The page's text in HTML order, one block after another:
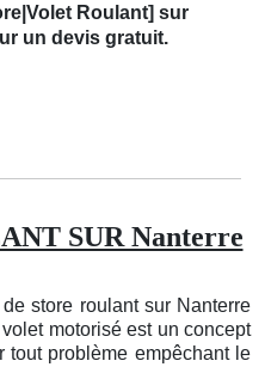
Roulant] sur
un devis gratuit.
SUR Nanterre
store roulant sur Nanterre
motorisé est un concept
problème empêchant le